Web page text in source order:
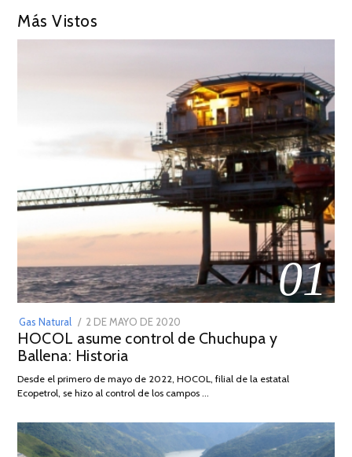
Más Vistos
01
Gas Natural
POSTED
ON
2 DE MAYO DE 2020
DE
2026
HOCOL asume control de Chuchupa y
Ballena: Historia
Desde el primero de mayo de 2022, HOCOL, filial de la estatal
Ecopetrol, se hizo al control de los campos …